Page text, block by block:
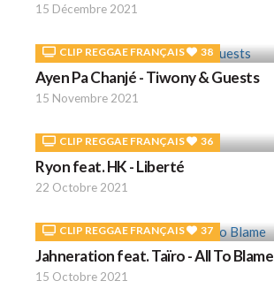
15 Décembre 2021
CLIP REGGAE FRANÇAIS 38
Ayen Pa Chanjé - Tiwony & Guests
15 Novembre 2021
CLIP REGGAE FRANÇAIS 36
Ryon feat. HK - Liberté
22 Octobre 2021
CLIP REGGAE FRANÇAIS 37
Jahneration feat. Taïro - All To Blame
15 Octobre 2021